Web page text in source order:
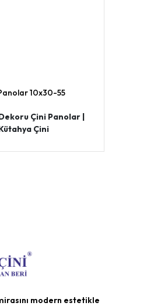
10x30-55
Çini Panolar |
Çini
modern estetikle